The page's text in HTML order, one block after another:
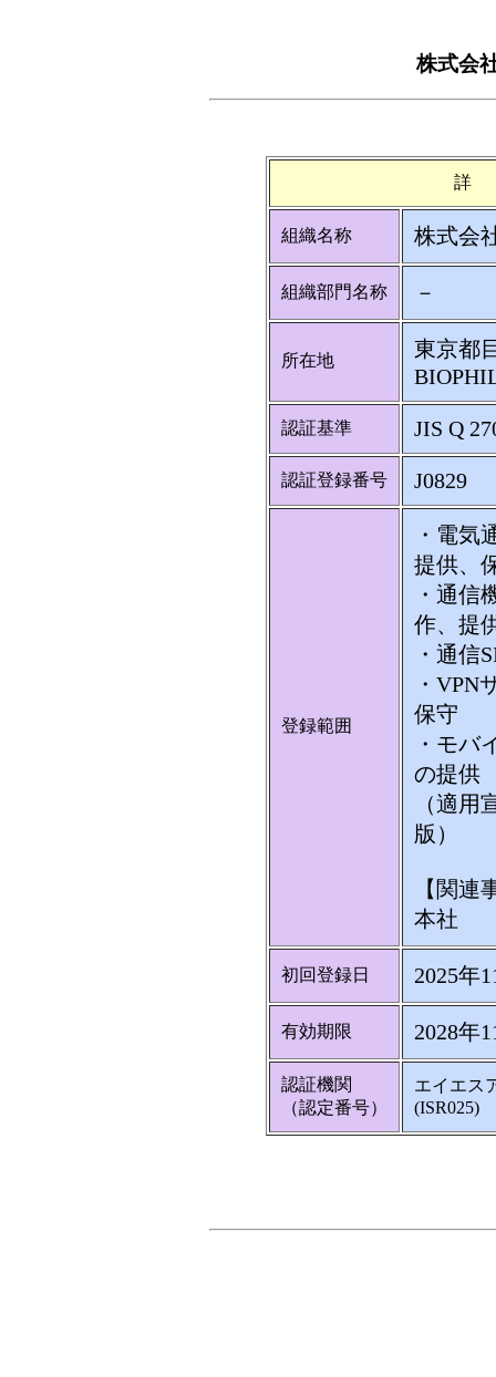
株式会
詳
組織名称 株式会
組織部門名称 －
所在地
東京都
認証基準 JIS Q
認証登録番号 J0829
登録範囲
・電気
提供、
・通信
作、提
・通信
・VPN
保守
・モバ
の提供
（適
版）
【関連
本社
初回登録日 2025年
有効期限 2028年
認証機関
（認定番号）
エイエス
(ISR025)